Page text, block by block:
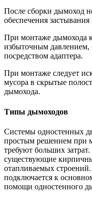
После сборки дымоход
обеспечения застывания
При монтаже дымохода
избыточным давлением,
посредством адаптера.
При монтаже следует
мусора в скрытые
дымохода.
Типы дымоходов
Системы одностенных
простым решением при
требуют больших
существующие
отапливаемых
подключается к
помощи одностенного